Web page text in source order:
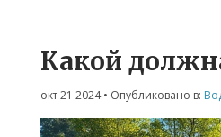
Какой
окт 21 2024• Опубликовано в: